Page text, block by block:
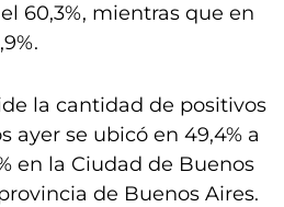
60,3%, mientras que en
la cantidad de positivos
ayer se ubicó en 49,4% a
en la Ciudad de Buenos
de Buenos Aires.